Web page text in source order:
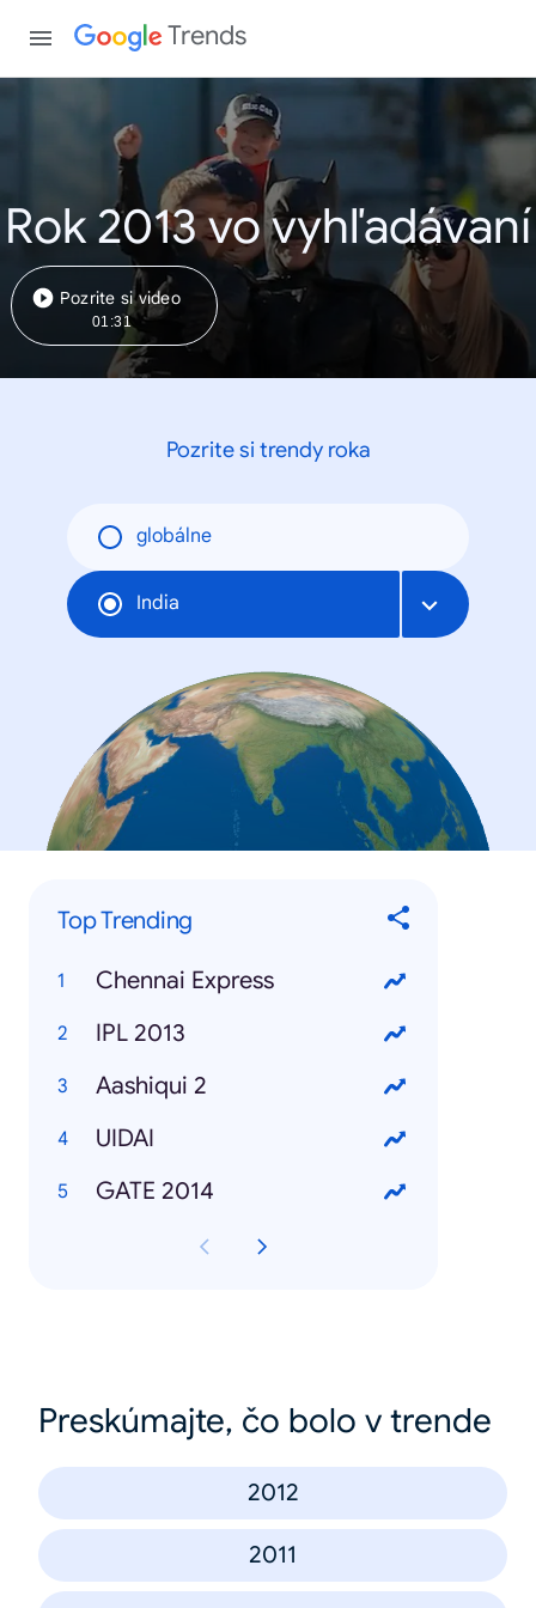
Trends
Rok 2013 vo vyhľadávaní
Pozrite si video
01:31
Pozrite si trendy roka
globálne
India
Top Trending
Chennai Express
IPL 2013
Aashiqui 2
UIDAI
GATE 2014
Preskúmajte, čo bolo v trende
2012
2011